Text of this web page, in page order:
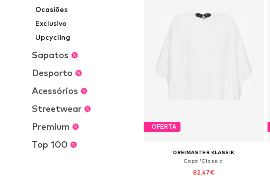
Ocasiões
Exclusivo
Upcycling
Sapatos
Desporto
Acessórios
Streetwear
Premium
Top 100
OFERTA
DREIMASTER KLASSIK
Capa 'Classic'
82,47€